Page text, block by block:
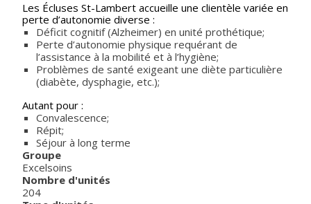
Les Écluses St-Lambert accueille une clientèle variée en
perte d’autonomie diverse :
Déficit cognitif (Alzheimer) en unité prothétique;
Perte d’autonomie physique requérant de
l’assistance à la mobilité et à l’hygiène;
Problèmes de santé exigeant une diète particulière
(diabète, dysphagie, etc.);
Autant pour :
Convalescence;
Répit;
Séjour à long terme
Groupe
Excelsoins
Nombre d'unités
204